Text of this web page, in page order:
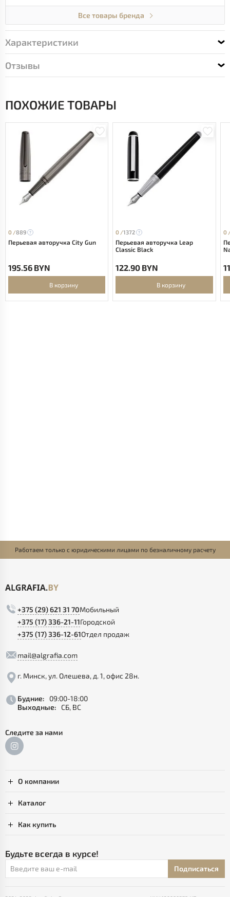
Все товары бренда
Характеристики
Отзывы
ПОХОЖИЕ ТОВАРЫ
0 /889
Перьевая авторучка City Gun
195.56 BYN
В корзину
0 /1372
Перьевая авторучка Leap
Classic Black
122.90 BYN
В корзину
0
Работаем только с юридическими лицами по безналичному расчету
+375 (29) 621 31 70Мобильный
+375 (17) 336-21-11Городской
+375 (17) 336-12-61Отдел продаж
mail@algrafia.com
г. Минск, ул. Олешева, д. 1, офис 28н.
Будние:
09:00-18:00
Выходные: СБ, ВС
Следите за нами
О компании
Каталог
Как купить
Будьте всегда в курсе!
Подписаться